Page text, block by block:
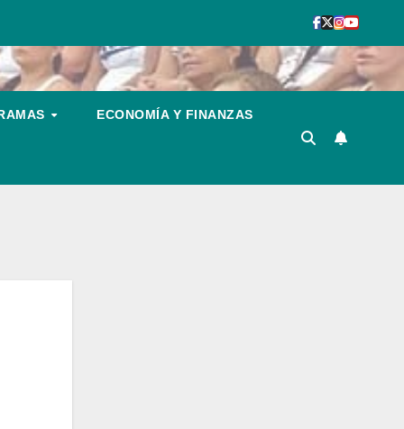
ECONOMÍA Y FINANZAS